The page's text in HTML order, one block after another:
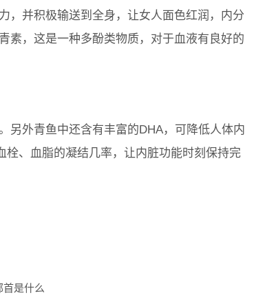
，并积极输送到全身，让女人面色红润，内分
素，这是一种多酚类物质，对于血液有良好的
另外青鱼中还含有丰富的DHA，可降低人体内
栓、血脂的凝结几率，让内脏功能时刻保持完
是什么